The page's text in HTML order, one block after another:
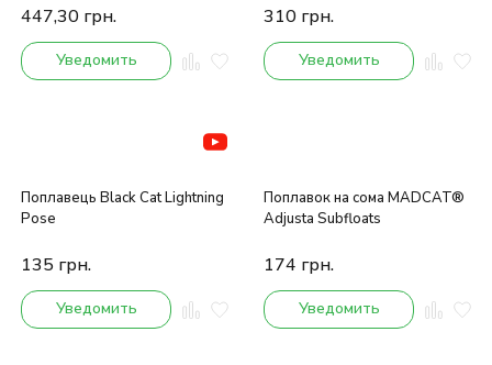
447,30 грн.
Уведомить
310 грн.
Уведомить
Поплавець Black Cat Lightning
Pose
135 грн.
Уведомить
Поплавок на сома MADCAT®
Adjusta Subfloats
174 грн.
Уведомить